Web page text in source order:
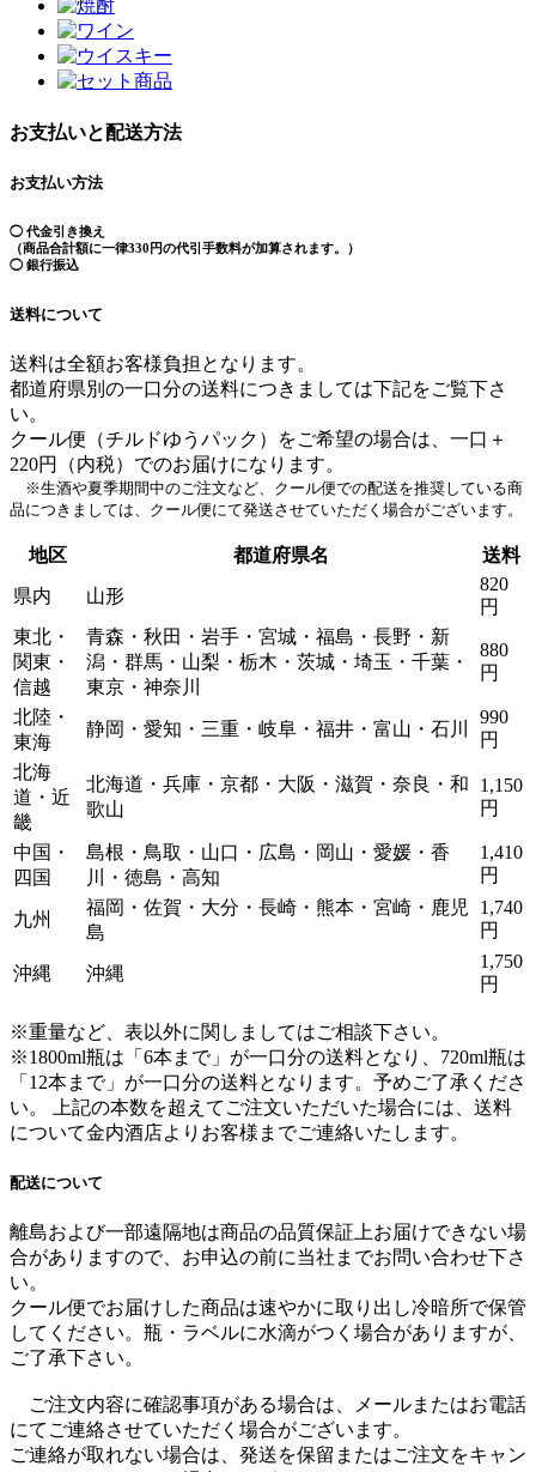
お支払いと配送方法
お支払い方法
◯ 代金引き換え
（商品合計額に一律330円の代引手数料が加算されます。）
◯ 銀行振込
送料について
送料は全額お客様負担となります。
都道府県別の一口分の送料につきましては下記をご覧下さ
い。
クール便（チルドゆうパック）をご希望の場合は、一口＋
220円（内税）でのお届けになります。
※生酒や夏季期間中のご注文など、クール便での配送を推奨している商
品につきましては、クール便にて発送させていただく場合がございます。
地区 都道府県名
送料
県内
山形
820
円
東北・
関東・
信越
青森・秋田・岩手・宮城・福島・長野・新
潟・群馬・山梨・栃木・茨城・埼玉・千葉・
東京・神奈川
880
円
北陸・
東海
静岡・愛知・三重・岐阜・福井・富山・石川
990
円
北海
道・近
畿
北海道・兵庫・京都・大阪・滋賀・奈良・和
歌山
1,150
円
中国・
四国
島根・鳥取・山口・広島・岡山・愛媛・香
川・徳島・高知
1,410
円
九州
福岡・佐賀・大分・長崎・熊本・宮崎・鹿児
島
1,740
円
沖縄 沖縄
1,750
円
※重量など、表以外に関しましてはご相談下さい。
※1800ml瓶は「6本まで」が一口分の送料となり、720ml瓶は
「12本まで」が一口分の送料となります。 予めご了承くださ
い。 上記の本数を超えてご注文いただいた場合には、送料
について金内酒店よりお客様までご連絡いたします。
配送について
離島および一部遠隔地は商品の品質保証上お届けできない場
合がありますので、お申込の前に当社までお問い合わせ下さ
い。
クール便でお届けした商品は速やかに取り出し冷暗所で保管
してください。瓶・ラベルに水滴がつく場合がありますが、
ご了承下さい。
ご注文内容に確認事項がある場合は、メールまたはお電話
にてご連絡させていただく場合がございます。
ご連絡が取れない場合は、発送を保留またはご注文をキャン